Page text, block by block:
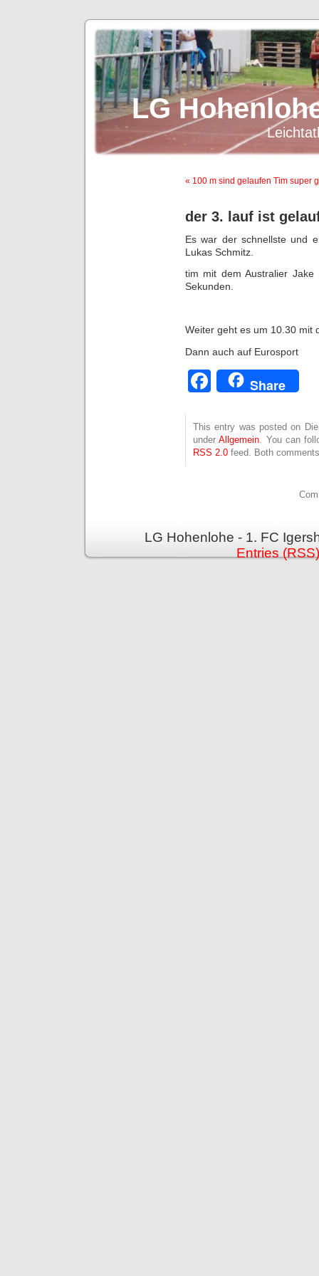
LG
« 100 m sind gelaufen Tim super
der 3. lauf ist
Es war der schnellste und
Lukas Schmitz.
tim mit dem Australier
Sekunden.
Weiter geht es um 10.30 mit
Dann auch auf Eurosport
Facebook
Share
This entry was posted on
underAllgemein . You can
RSS 2.0 feed. Both
LG Hohenlohe - 1. FC
Entries (RSS)